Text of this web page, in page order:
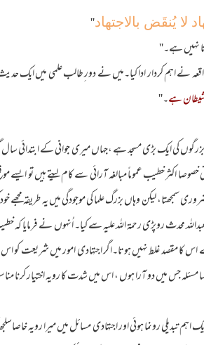
لا یُنقَض بالاجتهاد''
نہیں ہے۔''
نے اہم کردار ادا کیا۔میں نے دور ِطالب علمی میں ایک
شیطان ہے۔''
کی ایک بڑی مسجد ہے ،جہاں میری جوانی کے ابتدائی
خصوصا اکثر خطیب عموماً مبالغہ آرائی سے کام لیتے ہیں تو
سمجھتا، لیکن وہاں بزرگ علما کی موجودگی میں یہ طریقہ مجھے
عبداللہ محدث روپڑی رحمة اللہ علیہ سے کیا۔ اُنہوں نے
کا مقصد غلط نہیں ہوتا۔اگر اجتہادی امور میں شریعت
جس میں دو آرا ہوں ، اس میں شدت کا رویہ اختیار کرنا
تبدیلی رونما ہوئی اور اجتہادی مسائل میں میرا رویہ